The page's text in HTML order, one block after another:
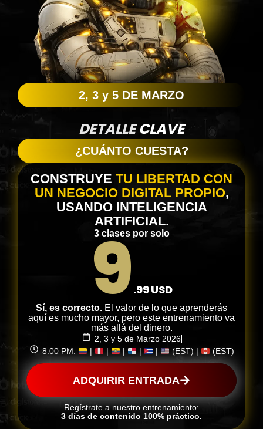
2, 3 y 5 DE MARZO
DETALLECLAVE
¿CUÁNTO CUESTA?
CONSTRUYE TU LIBERTAD CON
UN NEGOCIO DIGITAL PROPIO,
USANDO INTELIGENCIA
ARTIFICIAL.
3 clases por solo
9 .99 USD
Sí, es correcto. El valor de lo que aprenderás
aquí es mucho mayor, pero este entrenamiento va
más allá del dinero.
2, 3 y 5 de Marzo 2026
8:00 PM:
| | | | | (EST) | (EST)
ADQUIRIR ENTRADA
Regístrate a nuestro entrenamiento:
3 días de contenido 100% práctico.